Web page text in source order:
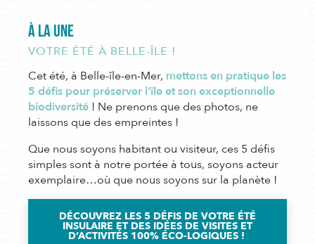
À la Une
VOTRE ÉTÉ À BELLE-ÎLE !
Cet été, à Belle-île-en-Mer, mettons en pratique les
5 défis pour préserver l’île et son exceptionnelle
biodiversité ! Ne prenons que des photos, ne
laissons que des empreintes !
Que nous soyons habitant ou visiteur, ces 5 défis
simples sont à notre portée à tous, soyons acteur
exemplaire…où que nous soyons sur la planète !
DÉCOUVREZ LES 5 DÉFIS DE VOTRE ÉTÉ
INSULAIRE ET DES IDÉES DE VISITES ET
D’ACTIVITÉS 100% ÉCO-LOGIQUES !